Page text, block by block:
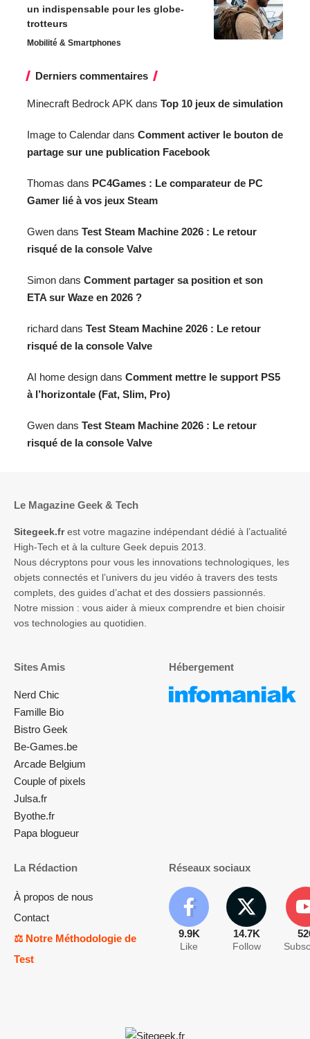
un indispensable pour les globe-
trotteurs
Mobilité & Smartphones
Derniers commentaires
Minecraft Bedrock APK dans Top 10 jeux de simulation
Image to Calendar dans Comment activer le bouton de
partage sur une publication Facebook
Thomas dans PC4Games : Le comparateur de PC
Gamer lié à vos jeux Steam
Gwen dans Test Steam Machine 2026 : Le retour
risqué de la console Valve
Simon dans Comment partager sa position et son
ETA sur Waze en 2026 ?
richard dans Test Steam Machine 2026 : Le retour
risqué de la console Valve
AI home design dans Comment mettre le support PS5
à l’horizontale (Fat, Slim, Pro)
Gwen dans Test Steam Machine 2026 : Le retour
risqué de la console Valve
Le Magazine Geek & Tech
Sitegeek.frest votre magazine indépendant dédié à l’actualité
High-Tech et à la culture Geek depuis 2013.
Nous décryptons pour vous les innovations technologiques, les
objets connectés et l’univers du jeu vidéo à travers des tests
complets, des guides d’achat et des dossiers passionnés.
Notre mission : vous aider à mieux comprendre et bien choisir
vos technologies au quotidien.
Sites Amis
Nerd Chic
Famille Bio
Bistro Geek
Be-Games.be
Arcade Belgium
Couple of pixels
Julsa.fr
Byothe.fr
Papa blogueur
Hébergement
La Rédaction
À propos de nous
Contact
⚖️ Notre Méthodologie de
Test
Réseaux sociaux
9.9K
Like
14.7K
Follow